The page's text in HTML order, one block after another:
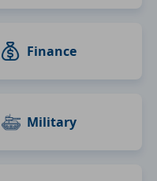
Finance
Military